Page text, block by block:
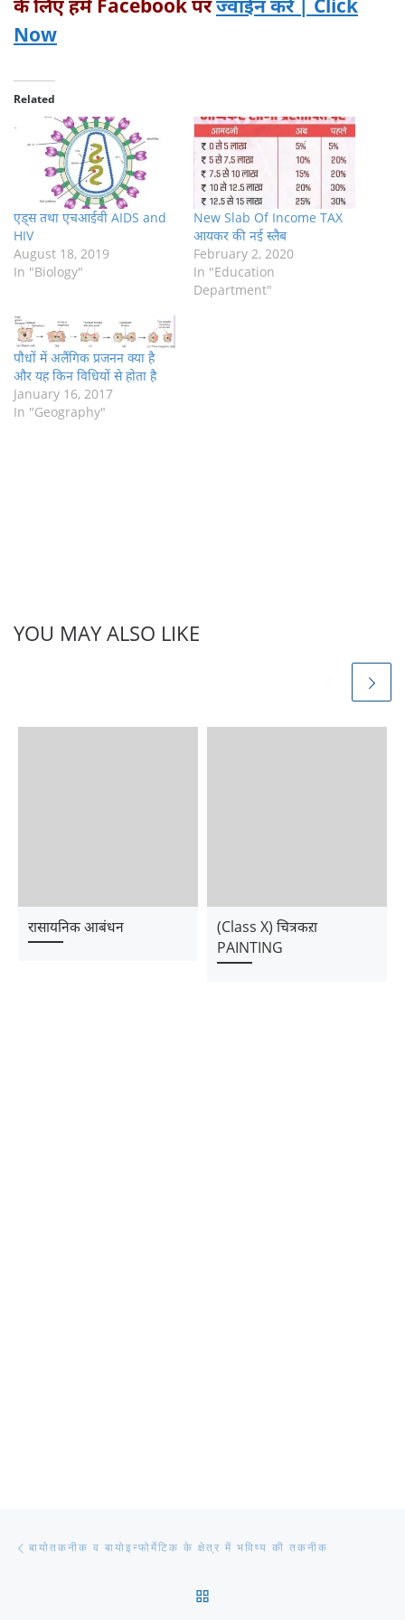
के लिए हमें Facebookपरज्वाईन करे | Click
Now
Related
एड्स तथा एचआईवी AIDS and
HIV
August 18, 2019
In "Biology"
New Slab Of Income TAX
आयकर की नई स्लैब
February 2, 2020
In "Education
Department"
पौधों में अलैंगिक प्रजनन क्या है
और यह किन विधियों से होता है
January 16, 2017
In "Geography"
YOU MAY ALSO LIKE
रासायनिक आबंधन
(Class X) चित्रकऱा
PAINTING
बायोतकनीक व बायोइन्फोर्मेटिक के क्षेत्र में भविष्य की तकनीक